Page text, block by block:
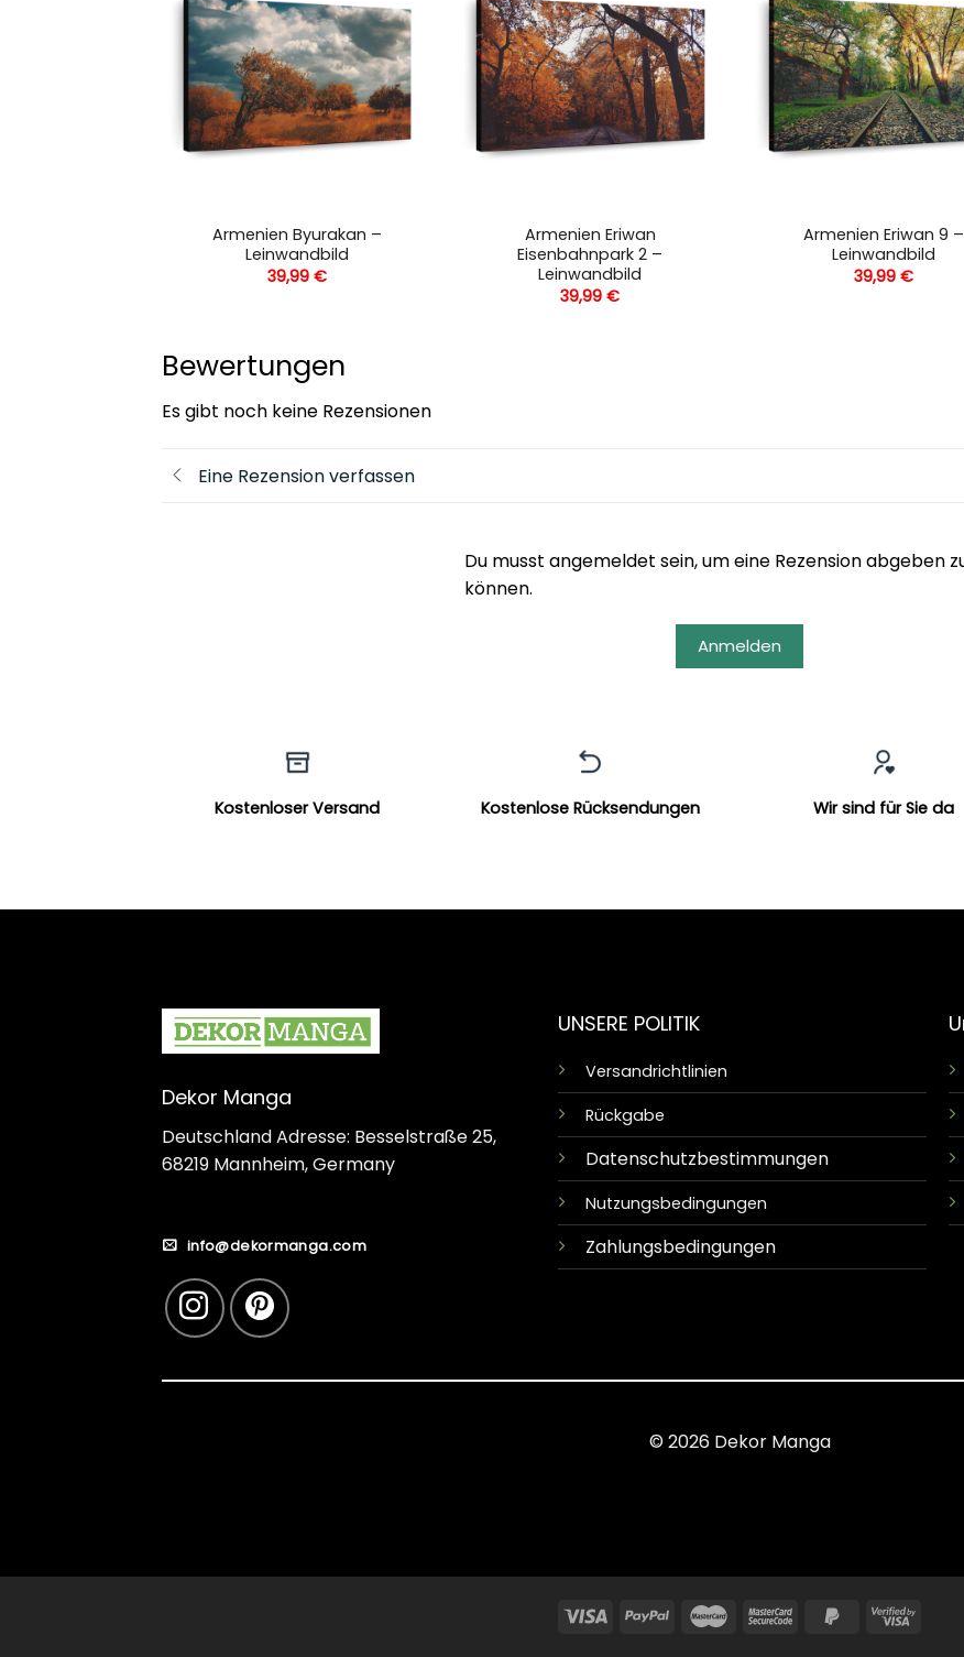
Armenien Byurakan –
Leinwandbild
39,99€
Armenien Eriwan
Eisenbahnpark 2 –
Leinwandbild
39,99€
Armenien Eriwan 9 –
Leinwandbild
39,99 €
Bewertungen
Es gibt noch keine Rezensionen
Eine Rezension verfassen
Du musst angemeldet sein, um eine Rezension abgeben
können.
Anmelden
Kostenloser Versand Kostenlose Rücksendungen Wir sind für Sie da
Dekor Manga
Deutschland Adresse: Besselstraße 25,
68219 Mannheim, Germany
info@dekormanga.com
UNSERE POLITIK
Versandrichtlinien
Rückgabe
Datenschutzbestimmungen
Nutzungsbedingungen
Zahlungsbedingungen
© 2026 Dekor Manga